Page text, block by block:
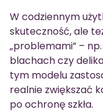
W codziennym
skuteczność, ale
„problemami” –
blachach czy
tym modelu
realnie zwiększać
po ochronę szkła.